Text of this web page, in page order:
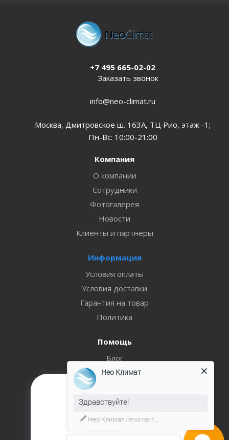
+7 495 665-02-02
Заказать звонок
info@neo-climat.ru
Москва, Дмитровское ш. 163А, ТЦ Рио, этаж -1;
Пн-Вс: 10:00-21:00
Компания
О компании
Сотрудники
Фотогалерея
Новости
Клиенты и партнеры
Информация
Условия оплаты
Условия доставки
Гарантия на товар
Политика
Помощь
Блог
Вопрос-ответ
Реквизиты
Нео Климат
Здравствуйте!
Нео Климат печатает...